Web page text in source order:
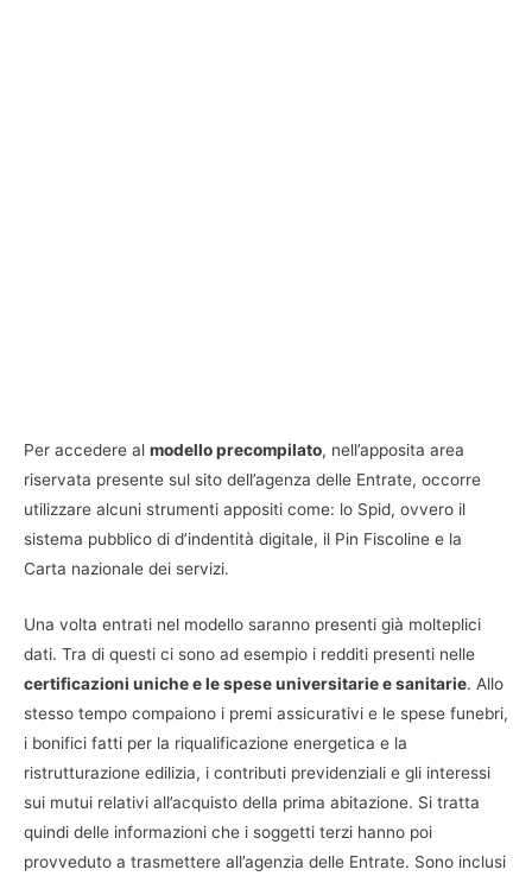
Per accedere al modello precompilato, nell’apposita area
riservata presente sul sito dell’agenza delle Entrate, occorre
utilizzare alcuni strumenti appositi come: lo Spid, ovvero il
sistema pubblico di d’indentità digitale, il Pin Fiscoline e la
Carta nazionale dei servizi.
Una volta entrati nel modello saranno presenti già molteplici
dati. Tra di questi ci sono ad esempio i redditi presenti nelle
certificazioni uniche e le spese universitarie e sanitarie. Allo
stesso tempo compaiono i premi assicurativi e le spese funebri,
i bonifici fatti per la riqualificazione energetica e la
ristrutturazione edilizia, i contributi previdenziali e gli interessi
sui mutui relativi all’acquisto della prima abitazione. Si tratta
quindi delle informazioni che i soggetti terzi hanno poi
provveduto a trasmettere all’agenzia delle Entrate. Sono inclusi